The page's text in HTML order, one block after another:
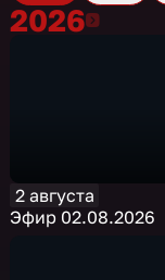
20262026
2 августа
Эфир 02.08.2026